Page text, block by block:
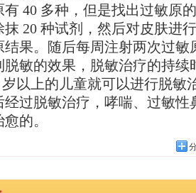
40 多种，但是找出过敏原
抹 20 种试剂，然后对皮肤进
结果。随后每周注射两次过敏
脱敏的效果，脱敏治疗的持续
岁以上的儿童就可以进行脱敏
经过脱敏治疗，哮喘、过敏性
的。